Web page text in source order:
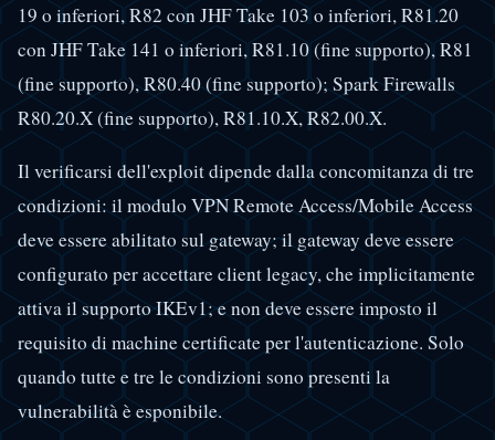
19 o inferiori, R82 con JHF Take 103 o inferiori, R81.20
con JHF Take 141 o inferiori, R81.10 (fine supporto), R81
(fine supporto), R80.40 (fine supporto); Spark Firewalls
R80.20.X (fine supporto), R81.10.X, R82.00.X.
Il verificarsi dell'exploit dipende dalla concomitanza di tre
condizioni: il modulo VPN Remote Access/Mobile Access
deve essere abilitato sul gateway; il gateway deve essere
configurato per accettare client legacy, che implicitamente
attiva il supporto IKEv1; e non deve essere imposto il
requisito di machine certificate per l'autenticazione. Solo
quando tutte e tre le condizioni sono presenti la
vulnerabilità è esponibile.